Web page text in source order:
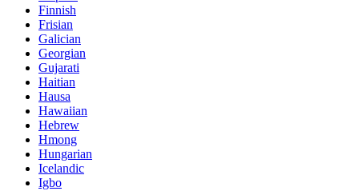
Finnish
Frisian
Galician
Georgian
Gujarati
Haitian
Hausa
Hawaiian
Hebrew
Hmong
Hungarian
Icelandic
Igbo